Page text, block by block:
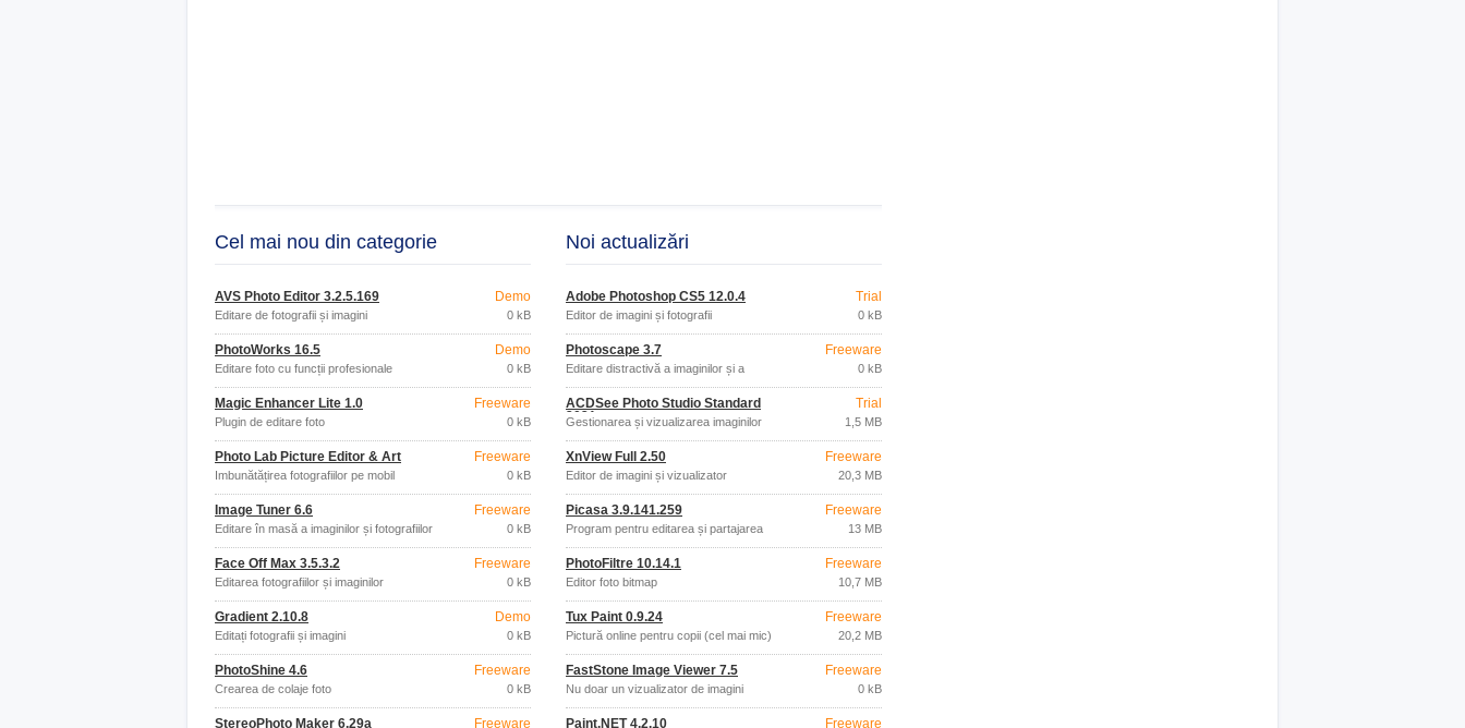
Cel mai nou din categorie
AVS Photo Editor 3.2.5.169
Editare de fotografii și imagini
Demo
0 kB
PhotoWorks 16.5
Editare foto cu funcții profesionale
Demo
0 kB
Magic Enhancer Lite 1.0
Plugin de editare foto
Freeware
0 kB
Photo Lab Picture Editor & Art
Îmbunătățirea fotografiilor pe mobil
Freeware
0 kB
Image Tuner 6.6
Editare în masă a imaginilor și fotografiilor
Freeware
0 kB
Face Off Max 3.5.3.2
Editarea fotografiilor și imaginilor
Freeware
0 kB
Gradient 2.10.8
Editați fotografii și imagini
Demo
0 kB
PhotoShine 4.6
Crearea de colaje foto
Freeware
0 kB
StereoPhoto Maker 6.29a Freeware
Noi actualizări
Adobe Photoshop CS5 12.0.4
Editor de imagini și fotografii
Trial
0 kB
Photoscape 3.7
Editare distractivă a imaginilor și a
Freeware
0 kB
ACDSee Photo Studio Standard
2021
Gestionarea și vizualizarea imaginilor
Trial
1,5 MB
XnView Full 2.50
Editor de imagini și vizualizator
Freeware
20,3 MB
Picasa 3.9.141.259
Program pentru editarea și partajarea
Freeware
13 MB
PhotoFiltre 10.14.1
Editor foto bitmap
Freeware
10,7 MB
Tux Paint 0.9.24
Pictură online pentru copii (cel mai mic)
Freeware
20,2 MB
FastStone Image Viewer 7.5
Nu doar un vizualizator de imagini
Freeware
0 kB
Paint.NET 4.2.10 Freeware